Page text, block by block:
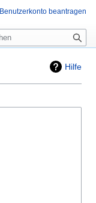
Hilfe
Benutzerkonto beantragen